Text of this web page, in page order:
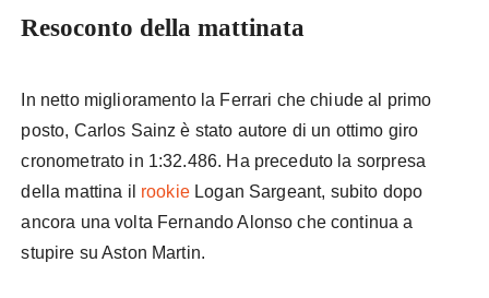
Resoconto della mattinata
In netto miglioramento la Ferrari che chiude al primo
posto, Carlos Sainz è stato autore di un ottimo giro
cronometrato in 1:32.486. Ha preceduto la sorpresa
della mattina il rookieLogan Sargeant, subito dopo
ancora una volta Fernando Alonso che continua a
stupire su Aston Martin.